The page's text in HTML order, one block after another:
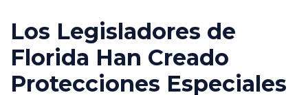
Los Legisladores de
Florida Han Creado
Protecciones Especiales